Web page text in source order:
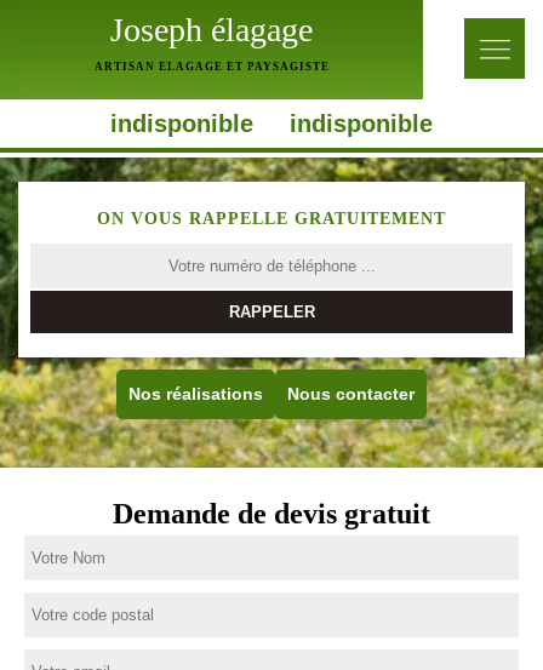
Joseph élagage
ARTISAN ELAGAGE ET PAYSAGISTE
indisponible indisponible
ON VOUS RAPPELLE GRATUITEMENT
Nos réalisations Nous contacter
Demande de devis gratuit